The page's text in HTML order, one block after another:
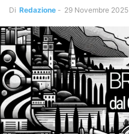
Di Redazione - 29 Novembre 2025